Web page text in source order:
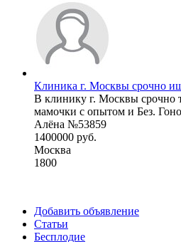
Клиника г. Москвы срочно
В клинику г. Москвы срочно
мамочки с опытом и Без.
Алёна №53859
1400000 руб.
Москва
1800
Добавить объявление
Статьи
Бесплодие